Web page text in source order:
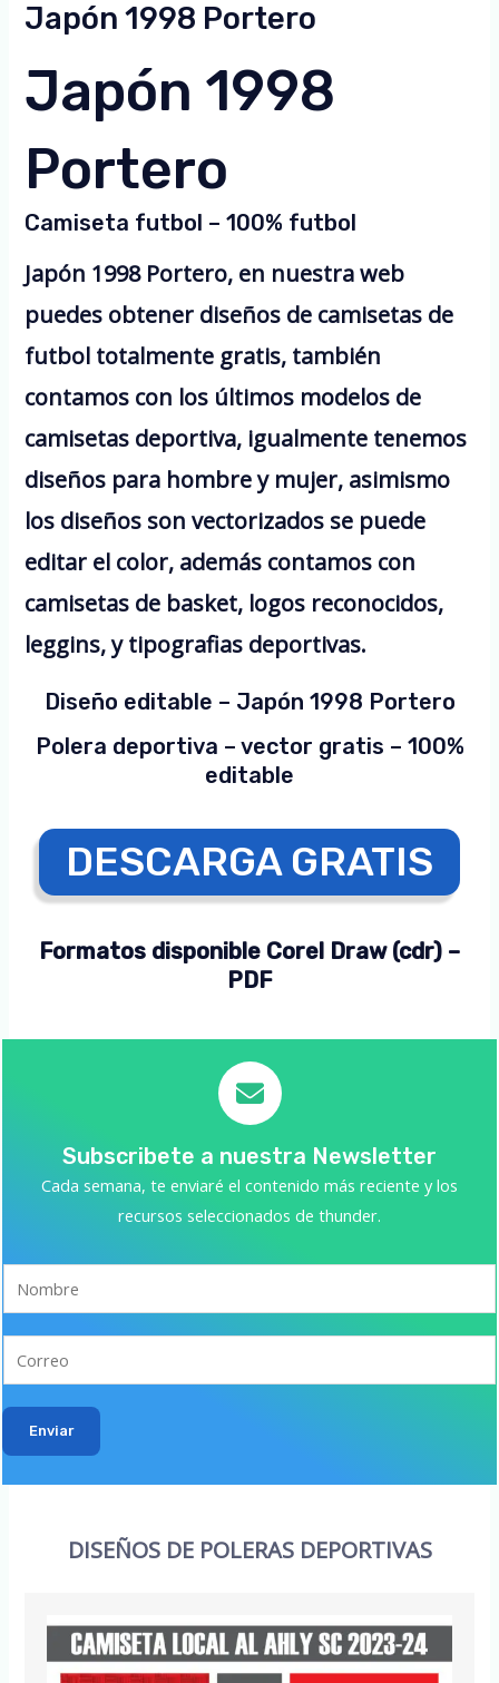
Japón 1998 Portero
Japón 1998
Portero
Camiseta futbol – 100% futbol
Japón 1998 Portero, en nuestra web
puedes obtener diseños de camisetas de
futbol totalmente gratis, también
contamos con los últimos modelos de
camisetas deportiva, igualmente tenemos
diseños para hombre y mujer, asimismo
los diseños son vectorizados se puede
editar el color, además contamos con
camisetas de basket, logos reconocidos,
leggins, y tipografias deportivas.
Diseño editable – Japón 1998 Portero
Polera deportiva – vector gratis – 100%
editable
DESCARGA GRATIS
Formatos disponible Corel Draw (cdr) –
PDF
Subscribete a nuestra Newsletter
Cada semana, te enviaré el contenido más reciente y los
recursos seleccionados de thunder.
Enviar
DISEÑOS DE POLERAS DEPORTIVAS